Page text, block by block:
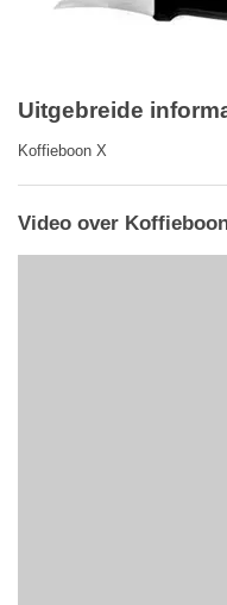
Uitgebreide
Koffieboon X
Video over